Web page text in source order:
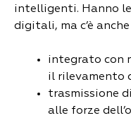
intelligenti. Hanno
digitali, ma c’è
integrato con
il rilevamento
trasmissione
alle forze